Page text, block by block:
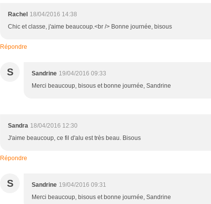
Rachel 18/04/2016 14:38
Chic et classe, j'aime beaucoup.<br /> Bonne journée, bisous
Répondre
S Sandrine 19/04/2016 09:33
Merci beaucoup, bisous et bonne journée, Sandrine
Sandra 18/04/2016 12:30
J'aime beaucoup, ce fil d'alu est très beau. Bisous
Répondre
S Sandrine 19/04/2016 09:31
Merci beaucoup, bisous et bonne journée, Sandrine